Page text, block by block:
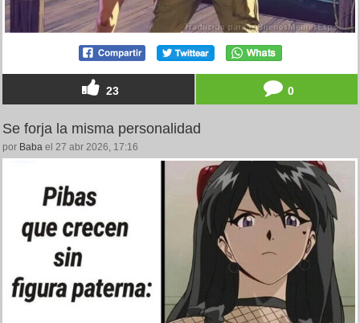
23 0
Se forja la misma personalidad
por Baba el 27 abr 2026, 17:16